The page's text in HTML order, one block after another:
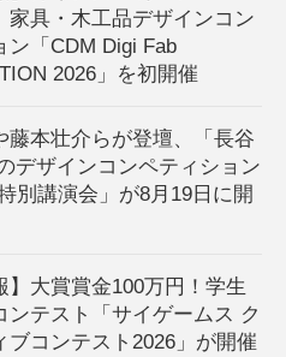
家具・木工品デザインコン
ン「CDM Digi Fab
2026」を初開催
藤本壮介らが登壇、「長谷
デザインコンペティション
別講演会」が8月19日に開
】大賞賞金100万円！学生
ンテスト「サイゲームス ク
ブコンテスト2026」が開催